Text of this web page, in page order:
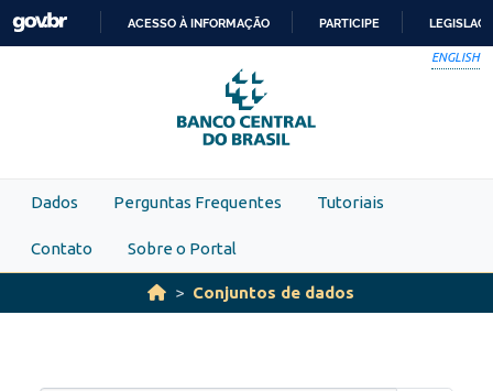
Skip to main content
PARA
O
CONTEÚDO
ACESSO À INFORMAÇÃO PARTICIPE
ENGLISH
Dados Perguntas Frequentes Tutoriais
Contato Sobre o Portal
Conjuntos de dados